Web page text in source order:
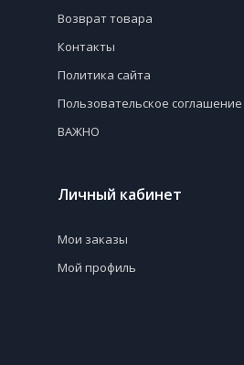
Возврат товара
Контакты
Политика сайта
Пользовательское соглашение
ВАЖНО
Личный кабинет
Мои заказы
Мой профиль